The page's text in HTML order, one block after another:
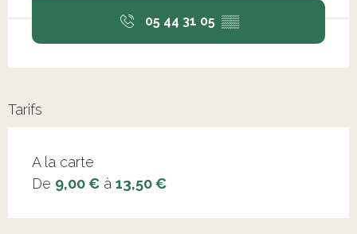
05 44 31 05 ▒▒
Tarifs
Tarifs 2026
A la carte
De 9,00 € à 13,50 €